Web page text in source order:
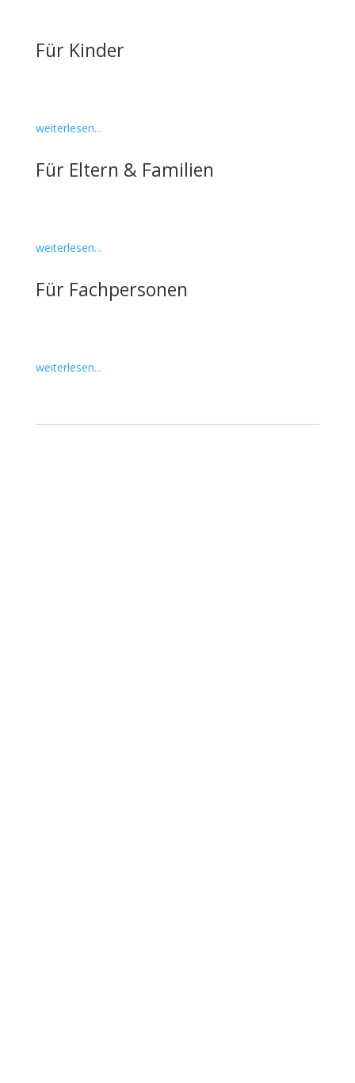
Für Kinder
weiterlesen...
Für Eltern & Familien
weiterlesen...
Für Fachpersonen
weiterlesen...